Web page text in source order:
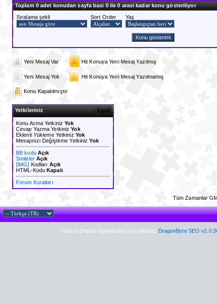
Toplam 0 adet konudan sayfa basi 0 ile 0 arasi kadar konu gösteriliyor
Sıralama şekli
Sort Order Yaş
Yeni Mesaj Var Hit Konuya Yeni Mesaj Yazılmış
Yeni Mesaj Yok Hit Konuya Yeni Mesaj Yazılmamış
Konu Kapatılmıştır
Yetkileriniz
Konu Acma YetkinizYok
Cevap Yazma YetkinizYok
Eklenti Yükleme Yetkiniz Yok
Mesajınızı Değiştirme YetkinizYok
BB kodu Açık
Smileler Açık
[IMG] Kodları Açık
HTML-KoduKapalı
Forum Kuralları
Tüm Zamanlar
Search Engine Optimisation provided by DragonByte SEO